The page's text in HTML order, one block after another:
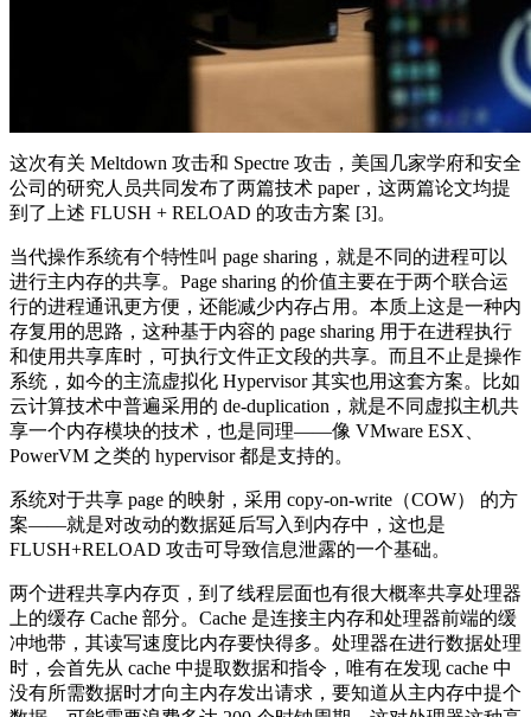
这次有关 Meltdown 攻击和 Spectre 攻击，美国几家学府和安全
公司的研究人员共同发布了两篇技术 paper，这两篇论文均提
到了上述 FLUSH + RELOAD 的攻击方案 [3]。
当代操作系统有个特性叫 page sharing，就是不同的进程可以
进行主内存的共享。Page sharing 的价值主要在于两个联合运
行的进程通讯更方便，还能减少内存占用。本质上这是一种内
存复用的思路，这种基于内容的 page sharing 用于在进程执行
和使用共享库时，可执行文件正文段的共享。而且不止是操作
系统，如今的主流虚拟化 Hypervisor 其实也用这套方案。比如
云计算技术中普遍采用的 de-duplication，就是不同虚拟主机共
享一个内存模块的技术，也是同理——像 VMware ESX、
PowerVM 之类的 hypervisor 都是支持的。
系统对于共享 page 的映射，采用 copy-on-write（COW） 的方
案——就是对改动的数据延后写入到内存中，这也是
FLUSH+RELOAD 攻击可导致信息泄露的一个基础。
两个进程共享内存页，到了线程层面也有很大概率共享处理器
上的缓存 Cache 部分。Cache 是连接主内存和处理器前端的缓
冲地带，其读写速度比内存要快得多。处理器在进行数据处理
时，会首先从 cache 中提取数据和指令，唯有在发现 cache 中
没有所需数据时才向主内存发出请求，要知道从主内存中提个